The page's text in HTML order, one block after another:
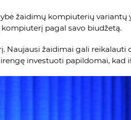
žaidimų kompiuterių
pagal savo biudžetą.
Naujausi žaidimai gali
investuoti papildomai,